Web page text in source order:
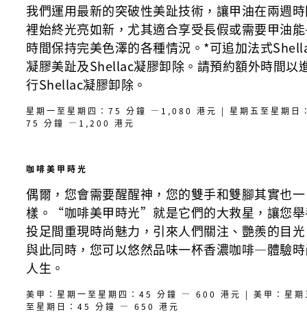
我們運用最新的突破性美趾技術，讓甲油在兩週
裡始終光亮如新，尤其適合享受長假或需要甲油
時間保持完美色澤的各種情況。*可追加法式
凝膠美趾及Shellac凝膠卸除。請預約額外時間以
行Shellac凝膠卸除。
星期一至星期四：75 分鐘 —1,080 港元 | 星期五至星期日
75 分鐘 —1,200 港元
咖啡美甲時光
偶爾，您會需要醒醒神，您的雙手和雙腳其實也一
樣。“咖啡美甲時光”就是它們的大救星，讓您
投足間重現時尚魅力，引來人們關注、艷羨的目
與此同時，您可以悠然品味一杯香濃咖啡—體驗
人生。
美甲：星期一至星期四：45 分鐘 — 600 港元 | 美甲：星期
至星期日：45 分鐘 — 650 港元